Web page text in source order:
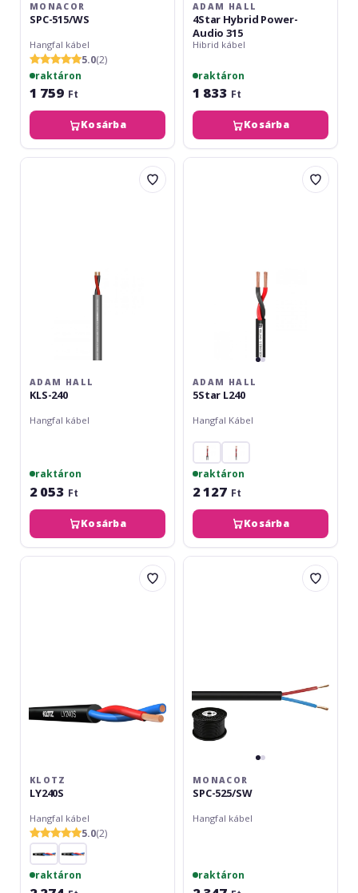
MONACOR
SPC-515/WS
Hangfal kábel
5.0(2)
raktáron
1 759 Ft
Kosárba
ADAM HALL
4Star Hybrid Power-
Audio 315
Hibrid kábel
raktáron
1 833 Ft
Kosárba
Adam
ADAM HALL
KLS-240
Hangfal kábel
raktáron
2 053 Ft
Kosárba
Adam
ADAM HALL
5Star L240
Hangfal Kábel
raktáron
2 127 Ft
Kosárba
Klotz
KLOTZ
LY240S
Hangfal kábel
5.0(2)
raktáron
Monacor
MONACOR
SPC-525/SW
Hangfal kábel
raktáron